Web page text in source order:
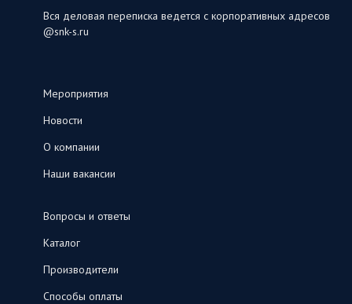
Вся деловая переписка ведется с корпоративных адресов
@snk-s.ru
Мероприятия
Новости
О компании
Наши вакансии
Вопросы и ответы
Каталог
Производители
Способы оплаты